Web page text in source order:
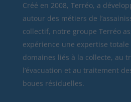
Créé en 2008, Terréo, a
autour des métiers de
collectif, notre groupe Terréo
expérience une expertise totale
domaines liés à la collecte, au
l’évacuation et au traitement
boues résiduelles.